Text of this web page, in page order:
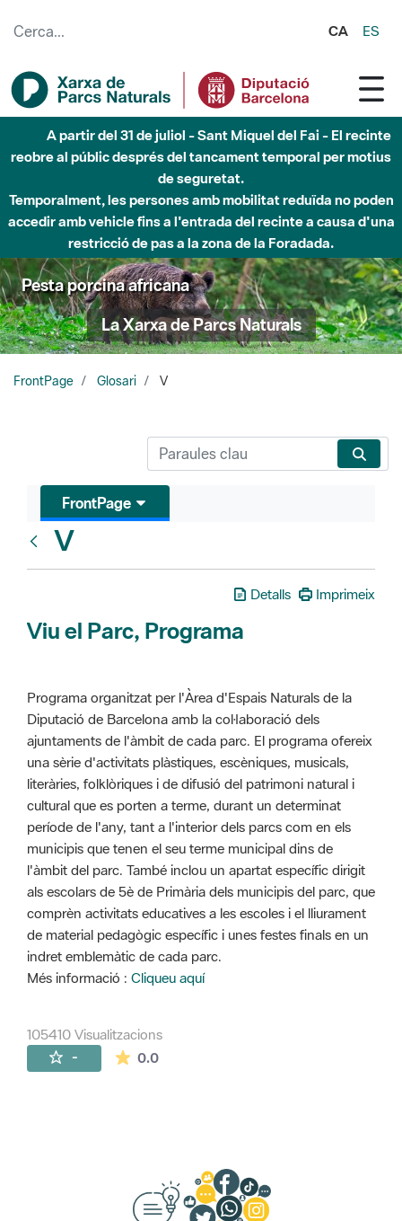
CA ES
A partir del 31 de juliol - Sant Miquel del Fai - El recinte
reobre al públic després del tancament temporal per motius
de seguretat.
Temporalment, les persones amb mobilitat reduïda no poden
accedir amb vehicle fins a l'entrada del recinte a causa d'una
restricció de pas a la zona de la Foradada.
Pesta porcina africana
La Xarxa de Parcs Naturals
FrontPage Glosari V
FrontPage
V
Detalls Imprimeix
Viu el Parc, Programa
Programa organitzat per l'Àrea d'Espais Naturals de la
Diputació de Barcelona amb la col·laboració dels
ajuntaments de l'àmbit de cada parc. El programa ofereix
una sèrie d'activitats plàstiques, escèniques, musicals,
literàries, folklòriques i de difusió del patrimoni natural i
cultural que es porten a terme, durant un determinat
període de l'any, tant a l'interior dels parcs com en els
municipis que tenen el seu terme municipal dins de
l'àmbit del parc. També inclou un apartat específic dirigit
als escolars de 5è de Primària dels municipis del parc, que
comprèn activitats educatives a les escoles i el lliurament
de material pedagògic específic i unes festes finals en un
indret emblemàtic de cada parc.
Més informació : Cliqueu aquí
105410 Visualitzacions
- 0.0La mitjana de les valoracions és de 0